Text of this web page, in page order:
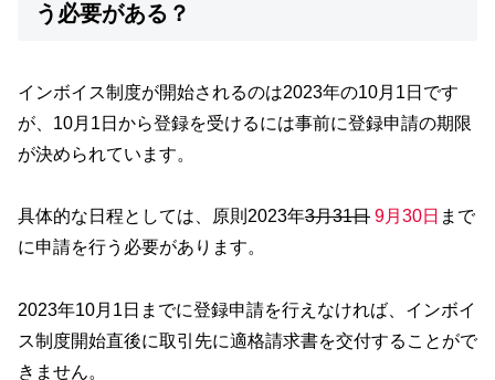
う必要がある？
インボイス制度が開始されるのは2023年の10月1日です
が、10月1日から登録を受けるには事前に登録申請の期限
が決められています。
具体的な日程としては、原則2023年3月31日 9月30日 まで
に申請を行う必要があります。
2023年10月1日までに登録申請を行えなければ、インボイ
ス制度開始直後に取引先に適格請求書を交付することがで
きません。